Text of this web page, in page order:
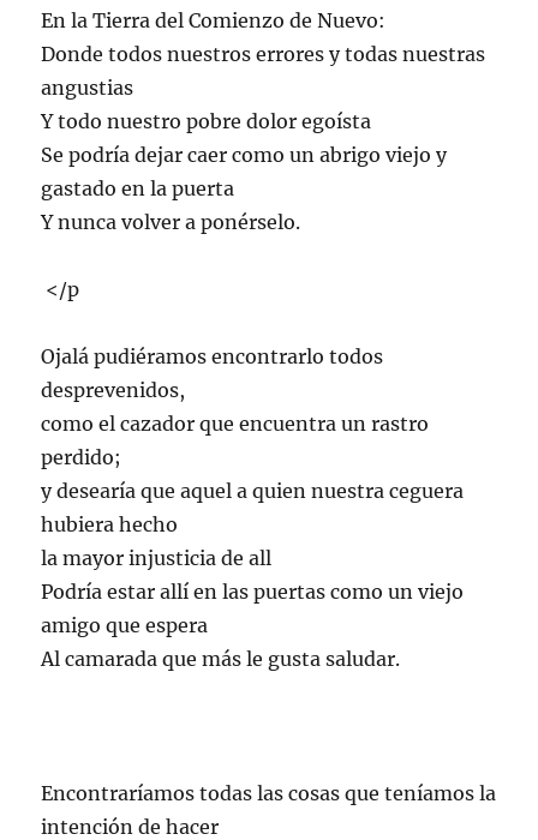
En la Tierra del Comienzo de Nuevo:
Donde todos nuestros errores y todas nuestras
angustias
Y todo nuestro pobre dolor egoísta
Se podría dejar caer como un abrigo viejo y
gastado en la puerta
Y nunca volver a ponérselo.
</p
Ojalá pudiéramos encontrarlo todos
desprevenidos,
como el cazador que encuentra un rastro
perdido;
y desearía que aquel a quien nuestra ceguera
hubiera hecho
la mayor injusticia de all
Podría estar allí en las puertas como un viejo
amigo que espera
Al camarada que más le gusta saludar.
Encontraríamos todas las cosas que teníamos la
intención de hacer